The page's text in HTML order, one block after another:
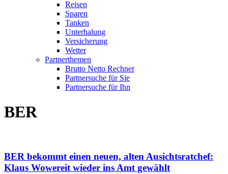
Reisen
Sparen
Tanken
Unterhalung
Versicherung
Wetter
Partnerthemen
Brutto Netto Rechner
Partnersuche für Sie
Partnersuche für Ihn
BER
BER bekommt einen neuen, alten Ausichtsratchef:
Klaus Wowereit wieder ins Amt gewählt